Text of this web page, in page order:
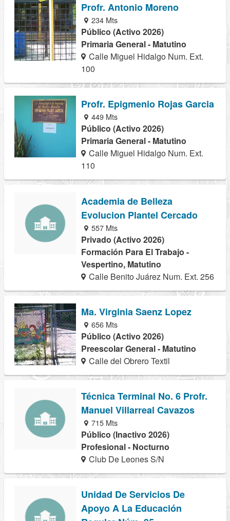
Profr. Antonio Moreno
234 Mts
Público (Activo 2026)
Primaria General - Matutino
Calle Miguel Hidalgo Num. Ext.
100
Profr. Epigmenio Rojas Garcia
449 Mts
Público (Activo 2026)
Primaria General - Matutino
Calle Miguel Hidalgo Num. Ext.
110
Academia de Belleza
Evolucion Plantel Cercado
557 Mts
Privado (Activo 2026)
Formación Para El Trabajo -
Vespertino, Matutino
Calle Benito Juárez Num. Ext. 256
Ma. Virginia Saenz Lopez
656 Mts
Público (Activo 2026)
Preescolar General - Matutino
Calle del Obrero Textil
Técnica Terminal No. 6 Profr.
Manuel Villarreal Cavazos
715 Mts
Público (Inactivo 2026)
Profesional - Nocturno
Club De Leones S/N
Unidad De Servicios De
Apoyo A La Educación